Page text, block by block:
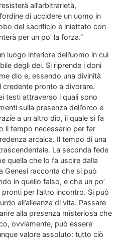
all’arbitrarietà,
di uccidere un uomo in
del sacrificio è iniettato con
per un po’ la forza.”
luogo interiore dell’uomo in cui
degli dei. Si riprende i doni
dio e, essendo una divinità
credente pronto a divorare.
testi attraverso i quali sono
sulla presenza dell’orco e
a un altro dio, il quale si fa
il tempo necessario per far
arcaica. Il tempo di una
La seconda fede
quella che lo fa uscire dalla
Genesi racconta che si può
in quello falso, e che un po’
per l’altro incontro. Si può
all’alleanza di vita. Passare
alla presenza misteriosa che
ovviamente, può essere
valore assoluto: tutto ciò